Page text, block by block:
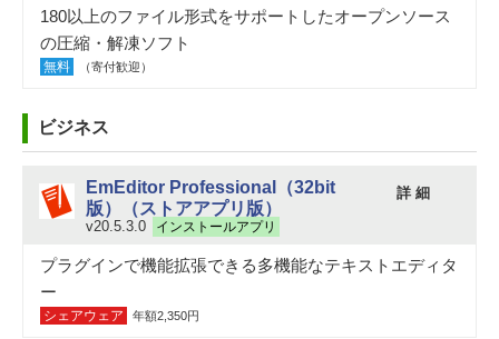
180以上のファイル形式をサポートしたオープンソース
の圧縮・解凍ソフト
無料 （寄付歓迎）
ビジネス
EmEditor Professional（32bit
版）（ストアアプリ版）
v20.5.3.0 インストールアプリ
詳 細
プラグインで機能拡張できる多機能なテキストエディタ
ー
シェアウェア 年額2,350円